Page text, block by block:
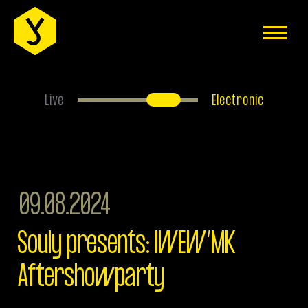
EVENTS
ANFAHRT
JOBS
IMPRESSUM
DATENSCHUTZERKLÄRUNG
Live Electronic
09.08.2024
Souly presents: IWEW’MK
Aftershowparty